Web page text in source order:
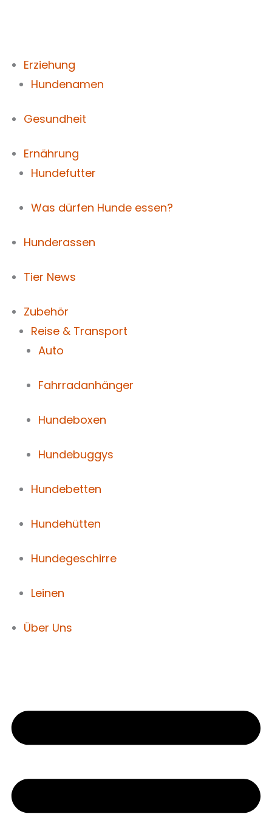
Erziehung
Hundenamen
Gesundheit
Ernährung
Hundefutter
Was dürfen Hunde essen?
Hunderassen
Tier News
Zubehör
Reise & Transport
Auto
Fahrradanhänger
Hundeboxen
Hundebuggys
Hundebetten
Hundehütten
Hundegeschirre
Leinen
Über Uns